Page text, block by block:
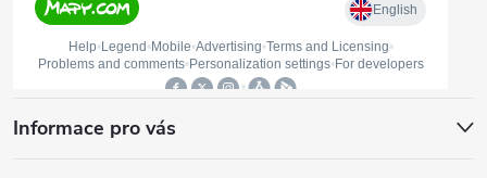
Informace pro vás